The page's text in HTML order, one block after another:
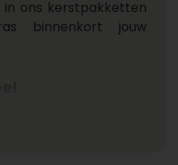
in ons kerstpakketten
binnenkort jouw